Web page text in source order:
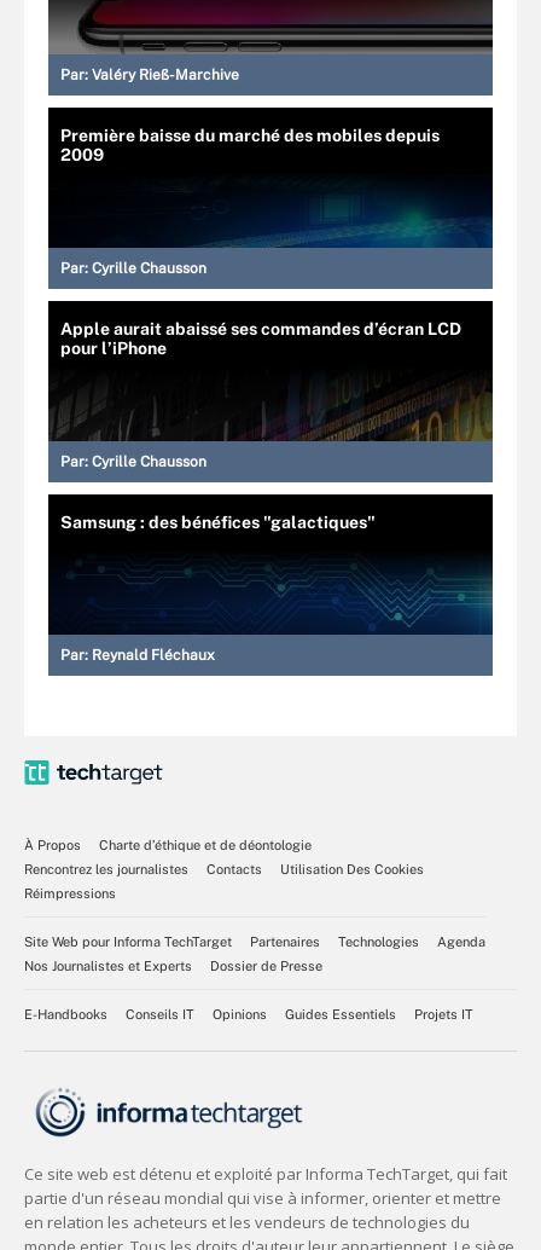
Par: Valéry Rieß-Marchive
Première baisse du marché des mobiles depuis
2009
Par: Cyrille Chausson
Apple aurait abaissé ses commandes d’écran LCD
pour l’iPhone
Par: Cyrille Chausson
Samsung : des bénéfices "galactiques"
Par: Reynald Fléchaux
À Propos
Charte d’éthique et de déontologie
Rencontrez les journalistes
Contacts
Utilisation Des Cookies
Réimpressions
Site Web pour Informa TechTarget Partenaires Technologies
Agenda
Nos Journalistes et Experts
Dossier de Presse
E-Handbooks Conseils IT Opinions Guides Essentiels Projets IT